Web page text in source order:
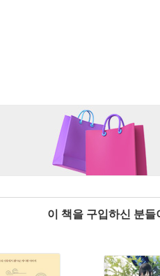
이 책을 구입하신 분